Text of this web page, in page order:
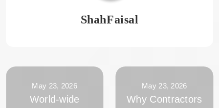
ShahFaisal
May 23, 2026
World-wide
May 23, 2026
Why Contractors